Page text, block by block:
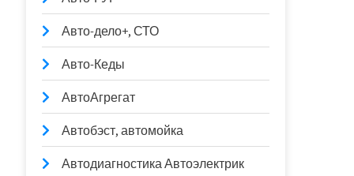
Авто-дело+, СТО
Авто-Кеды
АвтоАгрегат
Автобэст, автомойка
Автодиагностика Автоэлектрик